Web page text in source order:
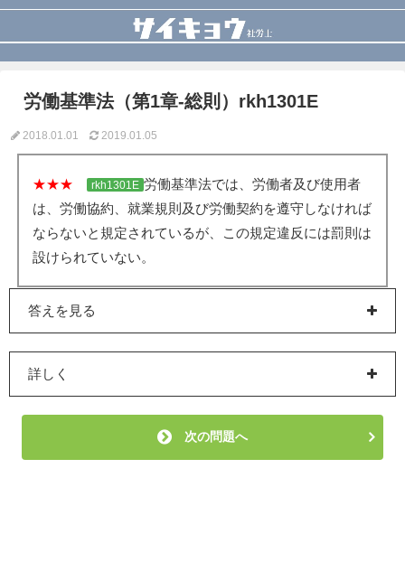
労働基準法（第1章-総則）rkh1301E
2018.01.01 2019.01.05
★★★ rkh1301E 労働基準法では、労働者及び使用者
は、労働協約、就業規則及び労働契約を遵守しなければ
ならないと規定されているが、この規定違反には罰則は
設けられていない。
答えを見る
詳しく
次の問題へ